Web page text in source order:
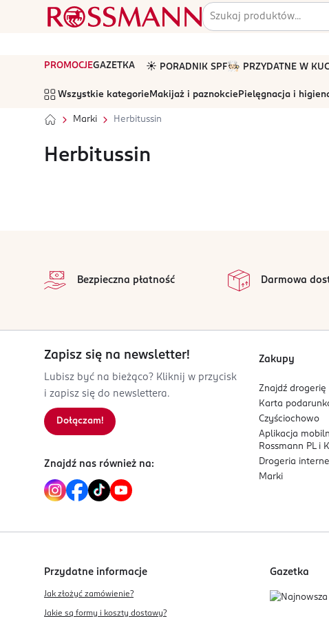
PROMOCJEGAZETKA ☀️ PORADNIK SPF🧑🏻‍🍳 PRZYDATNE W
Wszystkie kategorie Makijaż i paznokcie Pielęgnacja i
Marki Herbitussin
Herbitussin
Bezpieczna płatność Darmowa
Zapisz się na newsletter!
Lubisz być na bieżąco? Kliknij w przycisk
i zapisz się do newslettera.
Dołączam!
Znajdź nas również na:
Zakupy
Znajdź drogerię
Karta
Czyściochowo
Aplikacja
Rossmann PL i
Drogeria
Marki
Przydatne informacje
Jak złożyć zamówienie?
Jakie są formy i koszty dostawy?
Gazetka